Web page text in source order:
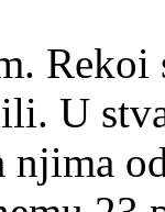
Rekoi
U